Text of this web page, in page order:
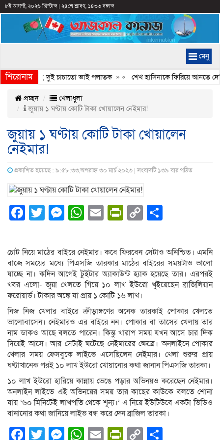
৮ই আগস্ট, ২০২৬ খ্রিস্টাব্দ| ২৪শে শ্রাবণ, ১৪৩৩ বঙ্গাব্দ
মেনু
শিরোনাম
নেতার লাশ, দুই চাচাতো ভাই পলাতক» «শেখ হাসিনাকে ফিরিয়ে আনতে দেরি
প্রচ্ছদ
খেলাধুলা
জুয়ায় ১ ঘণ্টায় কোটি টাকা খোয়ালেন নেইমার!
জুয়ায় ১ ঘণ্টায় কোটি টাকা খোয়ালেন
নেইমার!
প্রকাশিত হয়েছে : ৯:৫৮:৩৩,অপরাহ্ন ৩০ মার্চ ২০২৩ | সংবাদটি ১৩৯ বার পঠিত
Facebook
Twitter
Messenger
WhatsApp
EmailPrintFriendly
Copy
চোট নিয়ে মাঠের বাইরে নেইমার। কবে ফিরবেন সেটাও অনিশ্চিত। এমনি
বাজে সময়ের মধ্যে পিএসজি তারকার মাঠের বাইরের সময়টাও ভালো
যাচ্ছে না। কদিন আগেই টুইটার অ্যাকাউন্ট হ্যাক হয়েছে তার। এরপরই
খবর এলো- জুয়া খেলতে গিয়ে ১০ লাখ ইউরো খুইয়েছেন ব্রাজিলিয়ান
ফরোয়ার্ড। টাকার অঙ্কে যা প্রায় ১ কোটি ১৬ লাখ।
নিজ নিজ খেলার বাইরে ক্রীড়াঙ্গণের অনেক তারকাই পোকার খেলতে
ভালোবাসেন। নেইমারও এর বাইরে নন। পোকার বা তাসের খেলায় তার
নাম ডাকও আছে বলতে পারেন। কিন্তু খারাপ সময় যখন আসে চার দিক
দিয়েই আসে। আর সেটাই ঘটেছে নেইমারের ক্ষেত্রে। অনলাইনে পোকার
খেলার সময় ফেসবুকে লাইভে এসেছিলেন নেইমার। খেলা শুরুর প্রায়
ঘণ্টাখানেক পরই ১০ লাখ ইউরো খোয়ানোর কথা জানান পিএসজি তারকা।
১০ লাখ ইউরো হারিয়ে কান্নায় ভেঙে পড়ার অভিনয়ও করেছেন নেইমার।
অনলাইন লাইভে এই অভিনয়ের সময় তার কাছের কাউকে বলতে শোনা
যায় ‘৬০ মিনিটেই লাখপতি থেকে শূন্য।’ এ নিয়ে ইউটিউবে একটা ভিডিও
বানানোর কথা জানিয়ে লাইভ বন্ধ করে দেন ব্রাজিল তারকা।
Facebook
Twitter
Messenger
WhatsApp
EmailPrintFriendly
Copy